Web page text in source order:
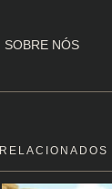
SOBRE NÓS
RELACIONADOS